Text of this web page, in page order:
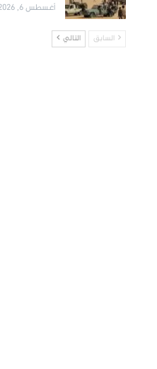
أغسطس 6, 2026
السابق التالي